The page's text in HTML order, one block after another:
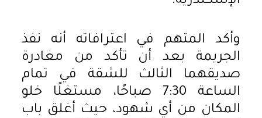
وأكد المتهم في اعترافاته أنه نفذ
الجريمة بعد أن تأكد من مغادرة
صديقهما الثالث للشقة في تمام
الساعة 7:30 صباحًا، مستغلًا خلو
المكان من أي شهود، حيث أغلق باب